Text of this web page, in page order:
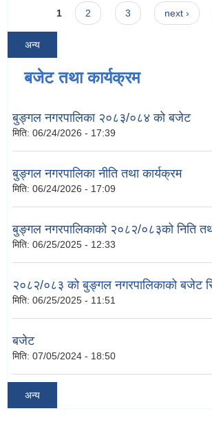
Pages
1 2 3 next ›
अन्य
बजेट तथा कार्यक्रम
बुङ्गल नगरपालिका २०८३/०८४ को बजेट
मिति: 06/24/2026 - 17:39
बुङ्गल नगरपालिका नीति तथा कार्यक्रम
मिति: 06/24/2026 - 17:09
बुङ्गल नगरपालिकाको २०८२/०८३को निति
मिति: 06/25/2025 - 12:33
२०८२/०८३ को बुङ्गल नगरपालिकाको बजेट
मिति: 06/25/2025 - 11:51
बजेट
मिति: 07/05/2024 - 18:50
अन्य